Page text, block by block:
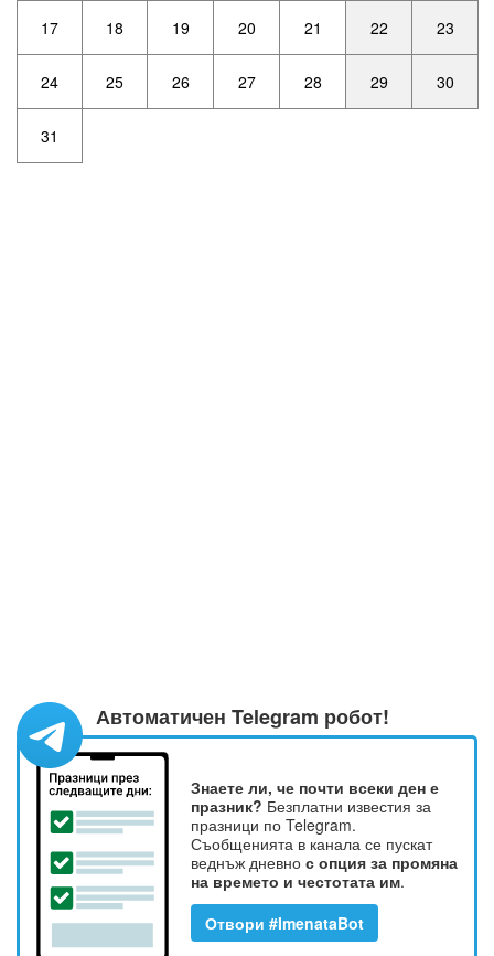
17 18 19 20 21 22 23
24 25 26 27 28 29 30
31
Автоматичен Telegram робот!
Знаете ли, че почти всеки ден е
празник? Безплатни известия за
празници по Telegram.
Съобщенията в канала се пускат
веднъж дневно с опция за промяна
на времето и честотата им.
Отвори #ImenataBot